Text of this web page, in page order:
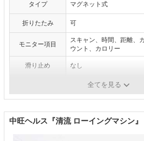
タイプ マグネット式
折りたたみ 可
モニター項目
スキャン、時間、距離、
ウント、カロリー
滑り止め なし
全てを見る
中旺ヘルス『清流 ローイングマシン』